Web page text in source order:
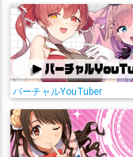
バーチャルYouTuber